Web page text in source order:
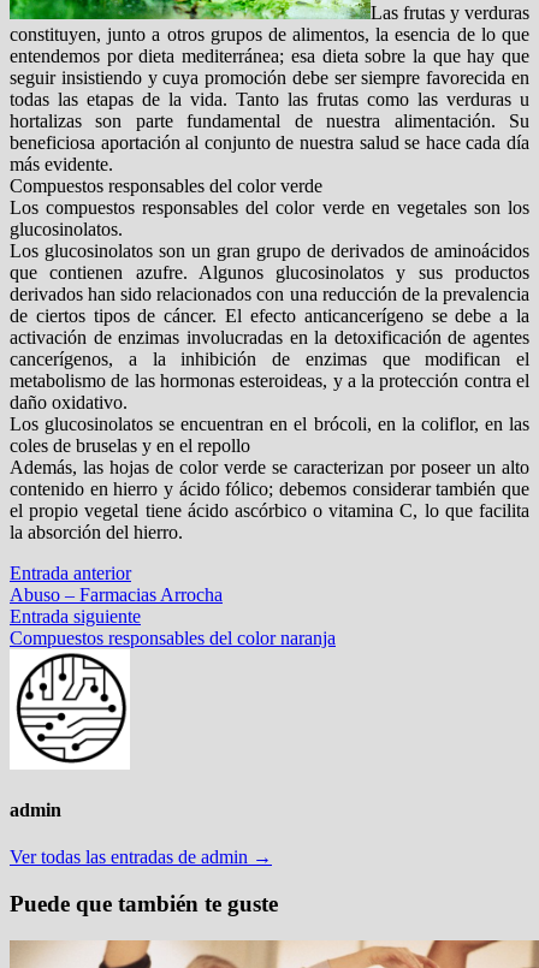
Las frutas y verduras
constituyen, junto a otros grupos de alimentos, la esencia de lo que
entendemos por dieta mediterránea; esa dieta sobre la que hay que
seguir insistiendo y cuya promoción debe ser siempre favorecida en
todas las etapas de la vida. Tanto las frutas como las verduras u
hortalizas son parte fundamental de nuestra alimentación. Su
beneficiosa aportación al conjunto de nuestra salud se hace cada día
más evidente.
Compuestos responsables del color verde
Los compuestos responsables del color verde en vegetales son los
glucosinolatos.
Los glucosinolatos son un gran grupo de derivados de aminoácidos
que contienen azufre. Algunos glucosinolatos y sus productos
derivados han sido relacionados con una reducción de la prevalencia
de ciertos tipos de cáncer. El efecto anticancerígeno se debe a la
activación de enzimas involucradas en la detoxificación de agentes
cancerígenos, a la inhibición de enzimas que modifican el
metabolismo de las hormonas esteroideas, y a la protección contra el
daño oxidativo.
Los glucosinolatos se encuentran en el brócoli, en la coliflor, en las
coles de bruselas y en el repollo
Además, las hojas de color verde se caracterizan por poseer un alto
contenido en hierro y ácido fólico; debemos considerar también que
el propio vegetal tiene ácido ascórbico o vitamina C, lo que facilita
la absorción del hierro.
Navegación
de
entradas
Entrada anteriorEntrada
anterior:
Abuso – Farmacias Arrocha
Entrada siguienteEntrada
siguiente:
Compuestos responsables del color naranja
admin
Ver todas las entradas de admin →
Puede que también te guste